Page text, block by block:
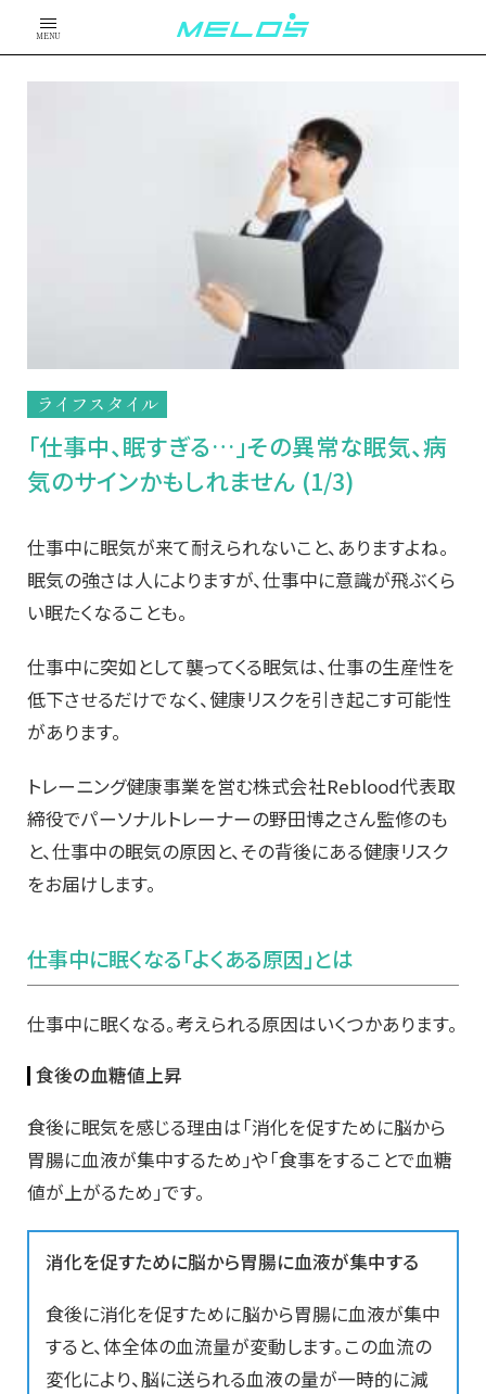
MENU
ライフスタイル
「仕事中、眠すぎる…」その異常な眠気、病
気のサインかもしれません (1/3)
仕事中に眠気が来て耐えられないこと、ありますよね。
眠気の強さは人によりますが、仕事中に意識が飛ぶくら
い眠たくなることも。
仕事中に突如として襲ってくる眠気は、仕事の生産性を
低下させるだけでなく、健康リスクを引き起こす可能性
があります。
トレーニング健康事業を営む株式会社Reblood代表取
締役でパーソナルトレーナーの野田博之さん監修のも
と、仕事中の眠気の原因と、その背後にある健康リスク
をお届けします。
仕事中に眠くなる「よくある原因」とは
仕事中に眠くなる。考えられる原因はいくつかあります。
食後の血糖値上昇
食後に眠気を感じる理由は「消化を促すために脳から
胃腸に血液が集中するため」や「食事をすることで血糖
値が上がるため」です。
消化を促すために脳から胃腸に血液が集中する
食後に消化を促すために脳から胃腸に血液が集中
すると、体全体の血流量が変動します。この血流の
変化により、脳に送られる血液の量が一時的に減